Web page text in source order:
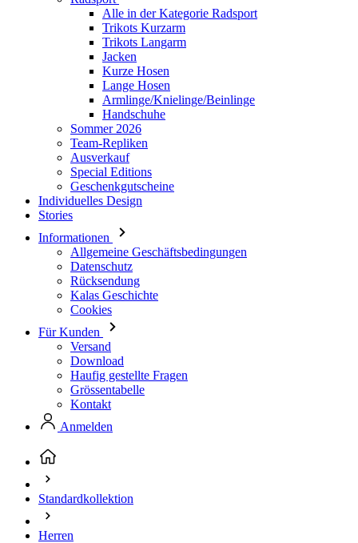
Alle in der Kategorie Radsport
Trikots Kurzarm
Trikots Langarm
Jacken
Kurze Hosen
Lange Hosen
Armlinge/Knielinge/Beinlinge
Handschuhe
Sommer 2026
Team-Repliken
Ausverkauf
Special Editions
Geschenkgutscheine
Individuelles Design
Stories
Informationen
Allgemeine Geschäftsbedingungen
Datenschutz
Rücksendung
Kalas Geschichte
Cookies
Für Kunden
Versand
Download
Haufig gestellte Fragen
Grössentabelle
Kontakt
Anmelden
Standardkollektion
Herren